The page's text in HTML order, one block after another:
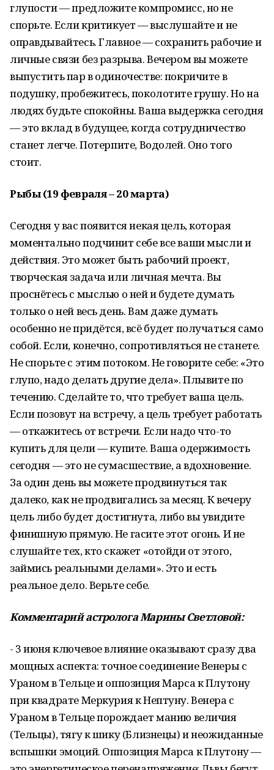
глупости — предложите компромисс, но не
спорьте. Если критикует — выслушайте и не
оправдывайтесь. Главное — сохранить рабочие и
личные связи без разрыва. Вечером вы можете
выпустить пар в одиночестве: покричите в
подушку, пробежитесь, поколотите грушу. Но на
людях будьте спокойны. Ваша выдержка сегодня
— это вклад в будущее, когда сотрудничество
станет легче. Потерпите, Водолей. Оно того
стоит.
Рыбы (19 февраля – 20 марта)
Сегодня у вас появится некая цель, которая
моментально подчинит себе все ваши мысли и
действия. Это может быть рабочий проект,
творческая задача или личная мечта. Вы
проснётесь с мыслью о ней и будете думать
только о ней весь день. Вам даже думать
особенно не придётся, всё будет получаться само
собой. Если, конечно, сопротивляться не станете.
Не спорьте с этим потоком. Не говорите себе: «Это
глупо, надо делать другие дела». Плывите по
течению. Сделайте то, что требует ваша цель.
Если позовут на встречу, а цель требует работать
— откажитесь от встречи. Если надо что-то
купить для цели — купите. Ваша одержимость
сегодня — это не сумасшествие, а вдохновение.
За один день вы можете продвинуться так
далеко, как не продвигались за месяц. К вечеру
цель либо будет достигнута, либо вы увидите
финишную прямую. Не гасите этот огонь. И не
слушайте тех, кто скажет «отойди от этого,
займись реальными делами». Это и есть
реальное дело. Верьте себе.
Комментарий астролога Марины Светловой:
- 3 июня ключевое влияние оказывают сразу два
мощных аспекта: точное соединение Венеры с
Ураном в Тельце и оппозиция Марса к Плутону
при квадрате Меркурия к Нептуну. Венера с
Ураном в Тельце порождает манию величия
(Тельцы), тягу к шику (Близнецы) и неожиданные
вспышки эмоций. Оппозиция Марса к Плутону —